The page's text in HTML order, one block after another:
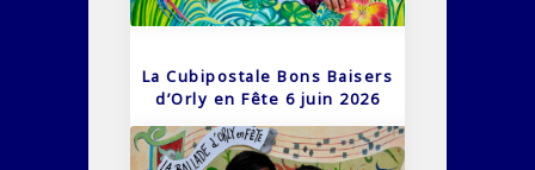
La Cubipostale Bons Baisers
d’Orly en Fête 6 juin 2026